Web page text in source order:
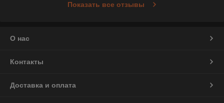
Показать все отзывы
О нас
Контакты
Доставка и оплата